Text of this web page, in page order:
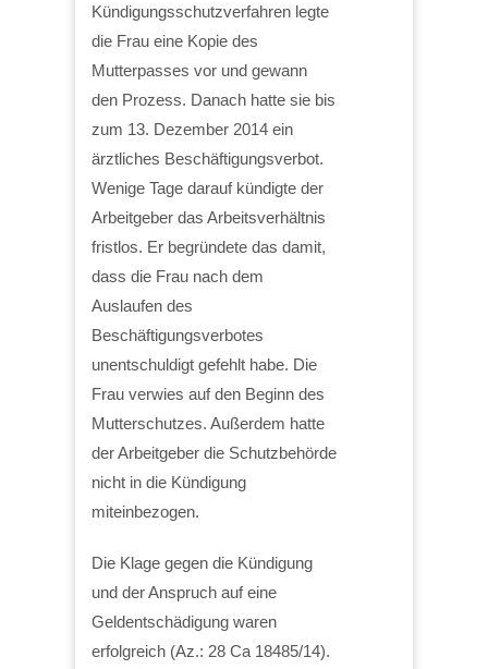
Kündigungsschutzverfahren legte
die Frau eine Kopie des
Mutterpasses vor und gewann
den Prozess. Danach hatte sie bis
zum 13. Dezember 2014 ein
ärztliches Beschäftigungsverbot.
Wenige Tage darauf kündigte der
Arbeitgeber das Arbeitsverhältnis
fristlos. Er begründete das damit,
dass die Frau nach dem
Auslaufen des
Beschäftigungsverbotes
unentschuldigt gefehlt habe. Die
Frau verwies auf den Beginn des
Mutterschutzes. Außerdem hatte
der Arbeitgeber die Schutzbehörde
nicht in die Kündigung
miteinbezogen.
Die Klage gegen die Kündigung
und der Anspruch auf eine
Geldentschädigung waren
erfolgreich (Az.: 28 Ca 18485/14).